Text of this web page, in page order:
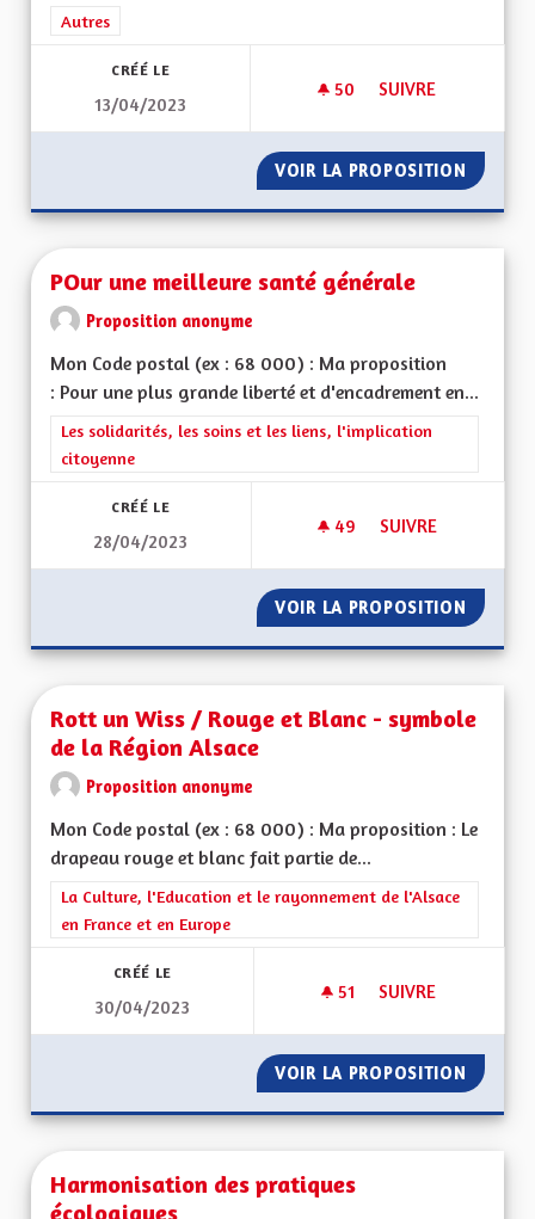
Filtrer les résultats de la catégorie : Autres
Autres
CRÉÉ LE
13/04/2023
50 50 ABONNÉS
SUIVRE
VOIR LA PROPOSITION
POur une meilleure santé générale
Proposition anonyme
Mon Code postal (ex : 68 000) : Ma proposition
: Pour une plus grande liberté et d'encadrement en...
Filtrer les résultats de la catégorie : Les solidarités, les soins
Les solidarités, les soins et les liens, l'implication
citoyenne
CRÉÉ LE
28/04/2023
49 49 ABONNÉS
SUIVRE
VOIR LA PROPOSITION POUR
Rott un Wiss / Rouge et Blanc - symbole
de la Région Alsace
Proposition anonyme
Mon Code postal (ex : 68 000) : Ma proposition : Le
drapeau rouge et blanc fait partie de...
Filtrer les résultats de la catégorie : La Culture, l'Education et
La Culture, l'Education et le rayonnement de l'Alsace
en France et en Europe
CRÉÉ LE
30/04/2023
51 51 ABONNÉS
SUIVRE
VOIR LA PROPOSITION ROTT
Harmonisation des pratiques
écologiques